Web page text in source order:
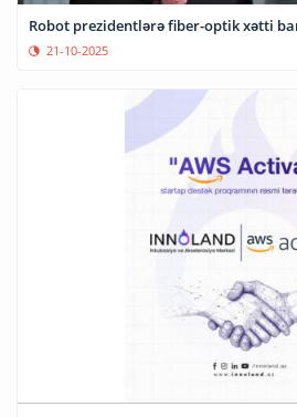
Robot prezidentlərə fiber-optik xətti
21-10-2025